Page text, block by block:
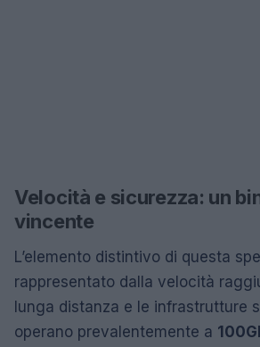
Velocità e sicurezza: un
vincente
L’elemento distintivo di questa
rappresentato dalla velocità
lunga distanza e le infrastrutture
operano prevalentemente a